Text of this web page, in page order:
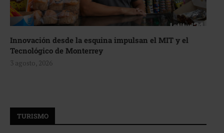
Innovación desde la esquina impulsan el MIT y el
Tecnológico de Monterrey
3 agosto, 2026
TURISMO